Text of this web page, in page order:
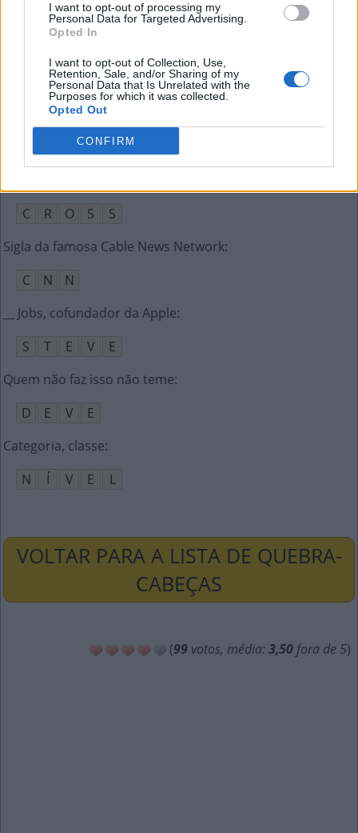
I want to opt-out of processing my
Personal Data for Targeted Advertising.
Opted In
I want to opt-out of Collection, Use,
Retention, Sale, and/or Sharing of my
Personal Data that Is Unrelated with the
Purposes for which it was collected.
Opted Out
CONFIRM
A U T
A
U V E
M
Cidade dos EUA famosa por suas supostas bruxas
E
M
C
R O S
S
Sigla da famosa Cable News Network:
C
N
N
__ Jobs, cofundador da Apple:
S
T E V
E
Quem não faz isso não teme:
D
E V
E
Categoria, classe:
N
Í V E L
VOLTAR PARA A LISTA DE QUEBRA-
CABEÇAS
(99 votos, média: 3,50 fora de 5)